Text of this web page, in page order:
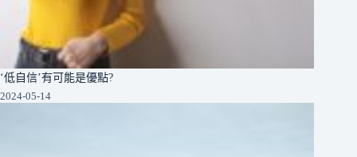
‘低自信’有可能是優點?
2024-05-14